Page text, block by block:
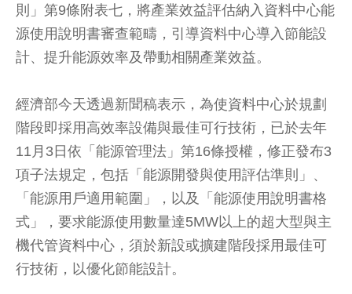
則」第9條附表七，將產業效益評估納入資料中心能
源使用說明書審查範疇，引導資料中心導入節能設
計、提升能源效率及帶動相關產業效益。
經濟部今天透過新聞稿表示，為使資料中心於規劃
階段即採用高效率設備與最佳可行技術，已於去年
11月3日依「能源管理法」第16條授權，修正發布3
項子法規定，包括「能源開發與使用評估準則」、
「能源用戶適用範圍」，以及「能源使用說明書格
式」，要求能源使用數量達5MW以上的超大型與主
機代管資料中心，須於新設或擴建階段採用最佳可
行技術，以優化節能設計。